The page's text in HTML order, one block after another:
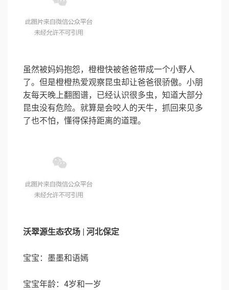
虽然被妈妈抱怨，橙橙快被爸爸带成一个小野人
了。但是橙橙热爱观察昆虫却让爸爸很骄傲。小朋
友每天晚上翻图谱，已经认识很多虫，知道大部分
昆虫没有危险。就算是会咬人的天牛，抓回来见多
了也不怕，懂得保持距离的道理。
沃翠源生态农场 | 河北保定
宝宝：墨墨和语嫣
宝宝年龄：4岁和一岁